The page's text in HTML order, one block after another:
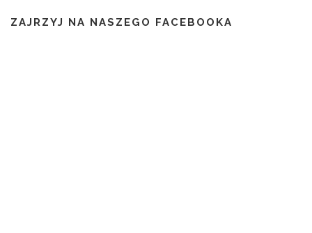
ZAJRZYJ NA NASZEGO FACEBOOKA